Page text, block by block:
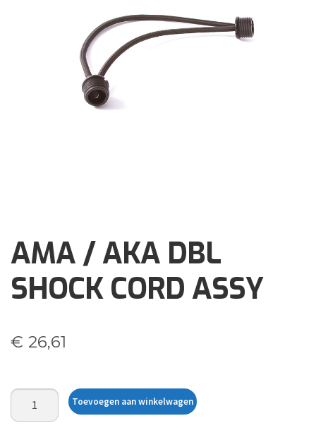
Klantenservice
AMA / AKA DBL
SHOCK CORD ASSY
€ 26,61
AMA
/
Toevoegen aan winkelwagen